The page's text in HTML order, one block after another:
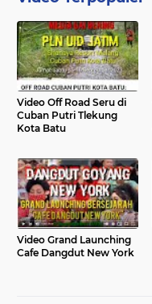
Video Off Road Seru di
Cuban Putri Tlekung
Kota Batu
Video Grand Launching
Cafe Dangdut New York